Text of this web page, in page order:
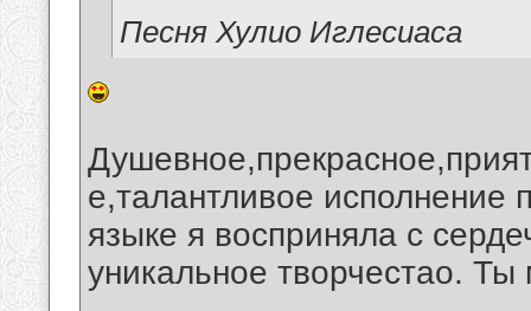
Песня Хулио Иглесиаса
е,талантливое исполнение
языке я восприняла с
уникальное творчестао.